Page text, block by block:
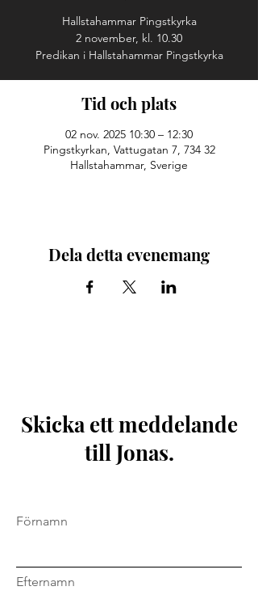
Hallstahammar Pingstkyrka
2 november, kl. 10.30
Predikan i Hallstahammar Pingstkyrka
Tid och plats
02 nov. 2025 10:30 – 12:30
Pingstkyrkan, Vattugatan 7, 734 32
Hallstahammar, Sverige
Dela detta evenemang
Skicka ett meddelande
till Jonas.
Förnamn
Efternamn